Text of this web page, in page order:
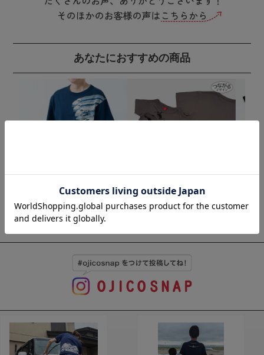
あなたにおすすめの商品
半袖Tシャツ「新幹線オールス
ター」
¥4,070(税込)
半袖Tシャツ 最強王図鑑 The Ul
timate Tournament×OJICO「Thンディ